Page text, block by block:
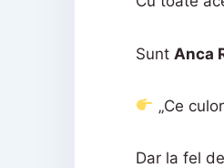
Sunt Anca
„Ce
Dar la fel